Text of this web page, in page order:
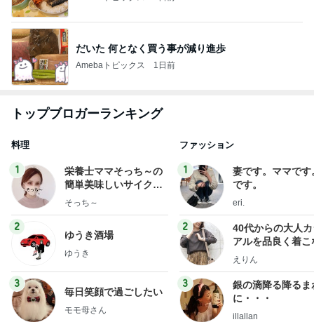
だいた 何となく買う事が減り進歩
Amebaトピックス 1日前
トップブロガーランキング
料理
1
栄養士ママそっち～の
簡単美味しいサイクル
献立
そっち～
2
ゆうき酒場
ゆうき
3
毎日笑顔で過ごしたい
モモ母さん
ファッション
1
妻です。ママです
です。
eri.
2
40代からの大人
アルを品良く着こ
ファッションブロ
えりん
3
銀の滴降る降るま
に・・・
illallan